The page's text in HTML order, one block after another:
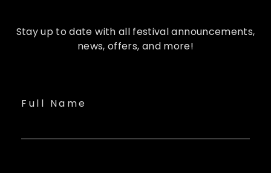
Stay up to date with all festivalannouncements,
news, offers, and more!
Full Name